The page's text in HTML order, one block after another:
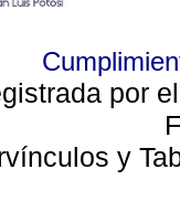
por
y